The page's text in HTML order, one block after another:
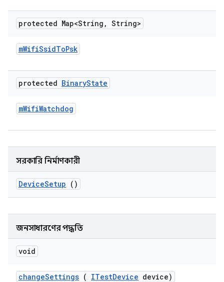
protected Map<String , String>
mWifiSsidToPsk
protected BinaryState
mWifiWatchdog
সরকারি নির্মাণকারী
DeviceSetup ()
জনসাধারণের পদ্ধতি
void
changeSettings ( ITestDevice device)